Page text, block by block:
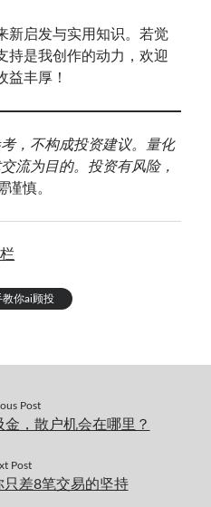
新启发与实用知识。若觉
持是我创作的动力，欢迎
益丰厚！
，不构成投资建议。量化
流为目的。投资有风险，
谨慎。
教你ai顾投
Post
，散户机会在哪里？
Post
差8笔交易的坚持